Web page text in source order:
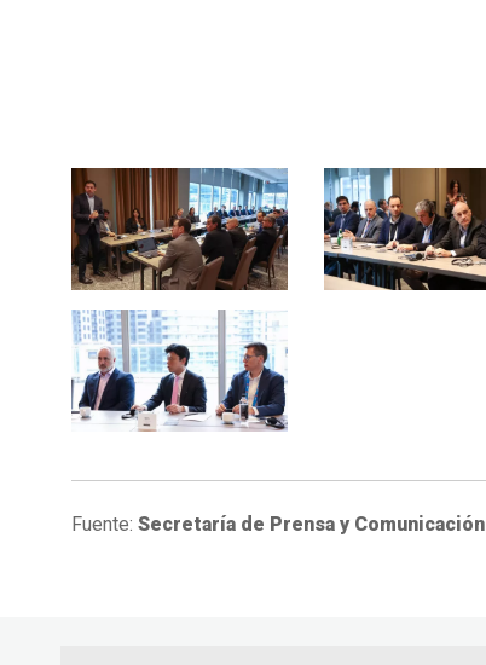
Fuente: Secretaría de Prensa y Comunicación